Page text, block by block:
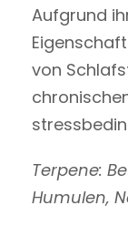
Aufgrund
von
Terpene:
Humulen,